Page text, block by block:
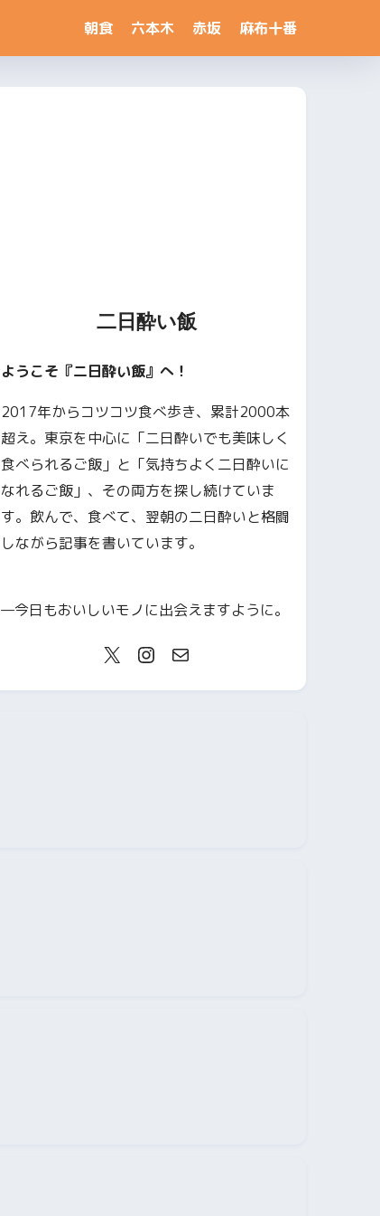
朝食 六本木 赤坂 麻布十番
二日酔い飯
ようこそ『二日酔い飯』へ！
2017年からコツコツ食べ歩き、累計2000本
超え。東京を中心に「二日酔いでも美味しく
食べられるご飯」と「気持ちよく二日酔いに
なれるご飯」、その両方を探し続けていま
す。飲んで、食べて、翌朝の二日酔いと格闘
しながら記事を書いています。
—今日もおいしいモノに出会えますように。